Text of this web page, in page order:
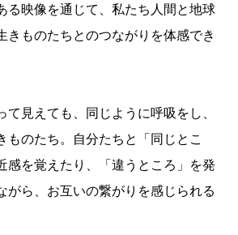
る映像を通じて、私たち人間と地球
きものたちとのつながりを体感でき
見えても、同じように呼吸をし、
ものたち。自分たちと「同じとこ
感を覚えたり、「違うところ」を発
がら、お互いの繋がりを感じられる